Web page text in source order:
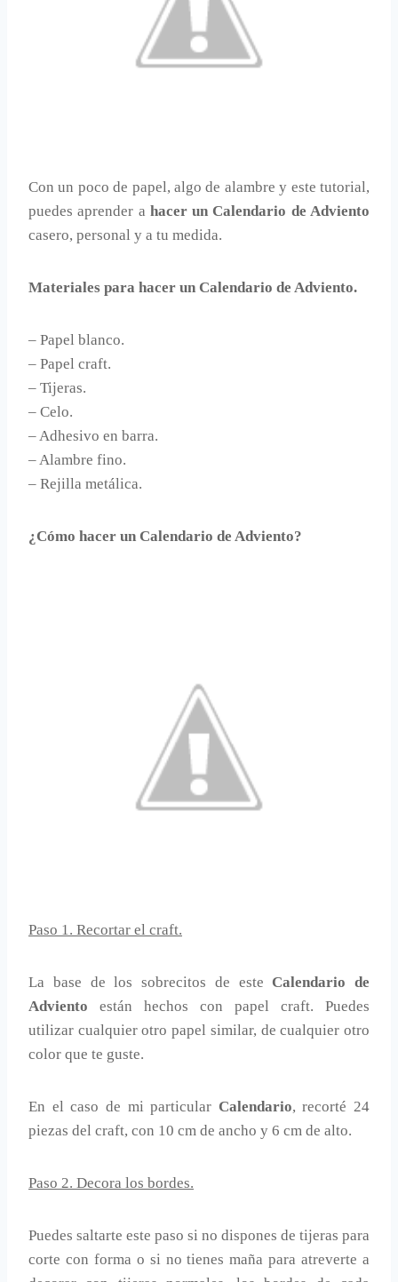
Con un poco de papel, algo de alambre y este tutorial,
puedes aprender a hacer un Calendario de Adviento
casero, personal y a tu medida.
Materiales para hacer un Calendario de Adviento.
– Papel blanco.
– Papel craft.
– Tijeras.
– Celo.
– Adhesivo en barra.
– Alambre fino.
– Rejilla metálica.
¿Cómo hacer un Calendario de Adviento?
Paso 1. Recortar el craft.
La base de los sobrecitos de esteCalendario de
Adviento están hechos con papel craft. Puedes
utilizar cualquier otro papel similar, de cualquier otro
color que te guste.
En el caso de mi particular Calendario, recorté 24
piezas del craft, con 10 cm de ancho y 6 cm de alto.
Paso 2. Decora los bordes.
Puedes saltarte este paso si no dispones de tijeras para
corte con forma o si no tienes maña para atreverte a